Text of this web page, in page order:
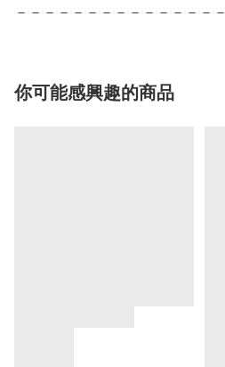
－－－－－－－－－－－－－－－
你可能感興趣的商品